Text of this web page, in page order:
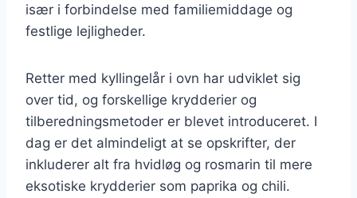
især i forbindelse med familiemiddage og
festlige lejligheder.
Retter med kyllingelår i ovn har udviklet sig
over tid, og forskellige krydderier og
tilberedningsmetoder er blevet introduceret. I
dag er det almindeligt at se opskrifter, der
inkluderer alt fra hvidløg og rosmarin til mere
eksotiske krydderier som paprika og chili.